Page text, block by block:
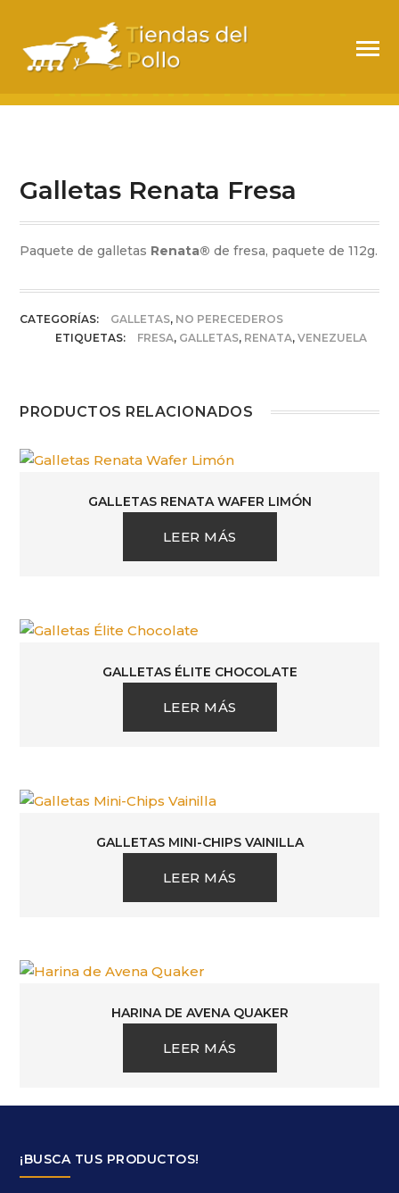
GALLETAS
RENATA FRESA
Galletas Renata Fresa
Paquete de galletas Renata®de fresa, paquete de 112g.
CATEGORÍAS: GALLETAS, NO PERECEDEROS
ETIQUETAS:
FRESA, GALLETAS, RENATA,VENEZUELA
PRODUCTOS RELACIONADOS
GALLETAS RENATA WAFER LIMÓN
LEER MÁS
GALLETAS ÉLITE CHOCOLATE
LEER MÁS
GALLETAS MINI-CHIPS VAINILLA
LEER MÁS
HARINA DE AVENA QUAKER
LEER MÁS
¡BUSCA TUS PRODUCTOS!